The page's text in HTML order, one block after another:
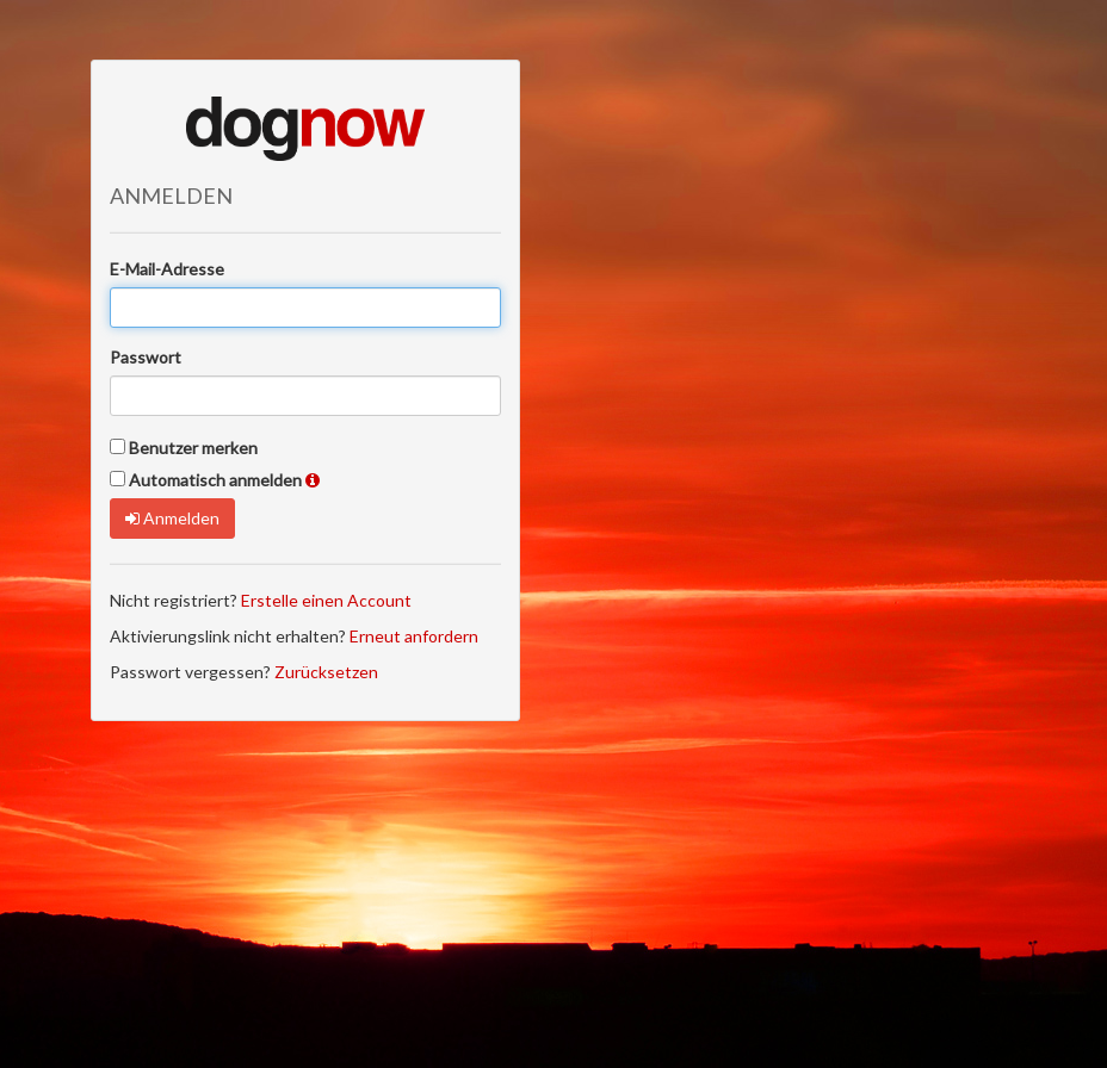
ANMELDEN
E-Mail-Adresse
Passwort
Benutzer merken
Automatisch anmelden
Anmelden
Nicht registriert? Erstelle einen Account
Aktivierungslink nicht erhalten? Erneut anfordern
Passwort vergessen? Zurücksetzen